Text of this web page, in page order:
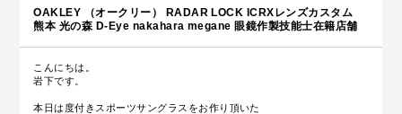
OAKLEY （オークリー） RADAR LOCK ICRXレンズカスタム
熊本 光の森 D-Eye nakahara megane 眼鏡作製技能士在籍店舗
こんにちは。
岩下です。
本日は度付きスポーツサングラスをお作り頂いた